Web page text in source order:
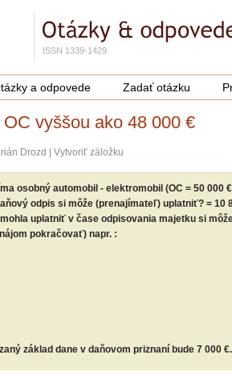
ISSN 1339-1429
a odpovede Zadať otázku
vyššou ako 48 000 €
Drozd Vytvoriť záložku
osobný automobil - elektromobil (OC = 50 000
odpis si môže (prenajímateľ) uplatniť? = 10
uplatniť v čase odpisovania majetku si
pokračovať) napr. :
základ dane v daňovom priznaní bude 7 000 €.